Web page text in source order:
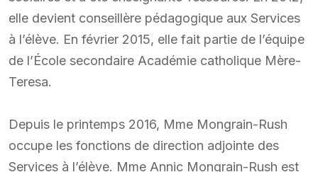
elle devient conseillère pédagogique aux Services
à l’élève. En février 2015, elle fait partie de l’équipe
de l’École secondaire Académie catholique Mère-
Teresa.
Depuis le printemps 2016, Mme Mongrain-Rush
occupe les fonctions de direction adjointe des
Services à l’élève. Mme Annic Mongrain-Rush est